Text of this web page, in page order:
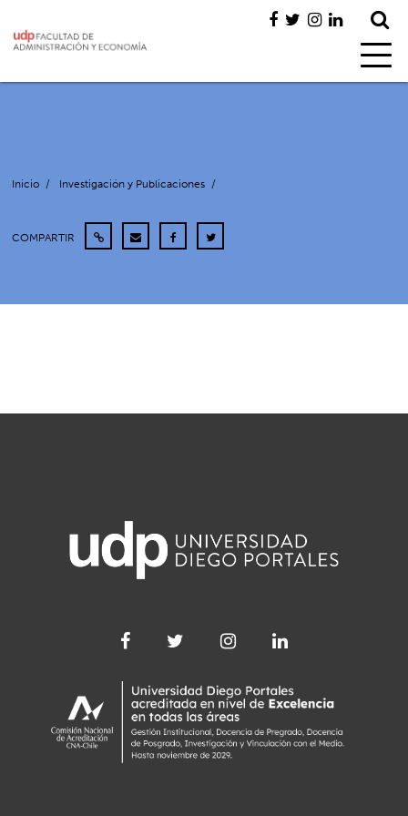
Inicio / Investigación y Publicaciones /
COMPARTIR